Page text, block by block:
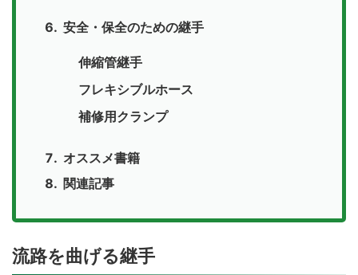
安全・保全のための継手
伸縮管継手
フレキシブルホース
補修用クランプ
オススメ書籍
関連記事
流路を曲げる継手